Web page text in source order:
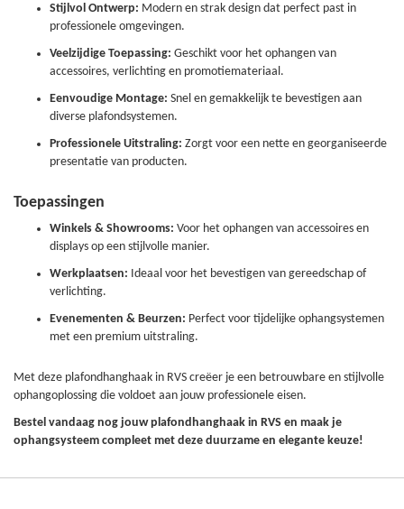
Stijlvol Ontwerp: Modern en strak design dat perfect past in
professionele omgevingen.
Veelzijdige Toepassing: Geschikt voor het ophangen van
accessoires, verlichting en promotiemateriaal.
Eenvoudige Montage: Snel en gemakkelijk te bevestigen aan
diverse plafondsystemen.
Professionele Uitstraling: Zorgt voor een nette en georganiseerde
presentatie van producten.
Toepassingen
Winkels & Showrooms: Voor het ophangen van accessoires en
displays op een stijlvolle manier.
Werkplaatsen: Ideaal voor het bevestigen van gereedschap of
verlichting.
Evenementen & Beurzen: Perfect voor tijdelijke ophangsystemen
met een premium uitstraling.
Met deze plafondhanghaak in RVS creëer je een betrouwbare en stijlvolle
ophangoplossing die voldoet aan jouw professionele eisen.
Bestel vandaag nog jouw plafondhanghaak in RVS en maak je
ophangsysteem compleet met deze duurzame en elegante keuze!